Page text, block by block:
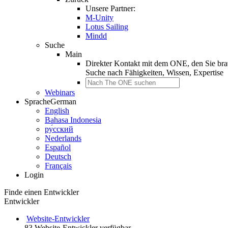
Unsere Partner:
M-Unity
Lotus Sailing
Mindd
Suche
Main
Direkter Kontakt mit dem ONE, den Sie
Suche nach Fähigkeiten, Wissen, Expertise
Webinars
SpracheGerman
English
Bahasa Indonesia
ру́сский
Nederlands
Español
Deutsch
Français
Login
Finde einen Entwickler
Entwickler
Website-Entwickler